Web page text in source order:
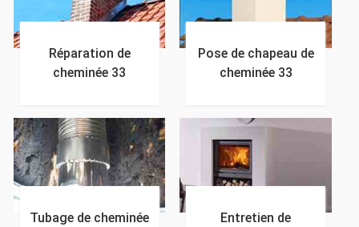
Réparation de
cheminée 33
Pose de chapeau de
cheminée 33
Tubage de cheminée
Entretien de